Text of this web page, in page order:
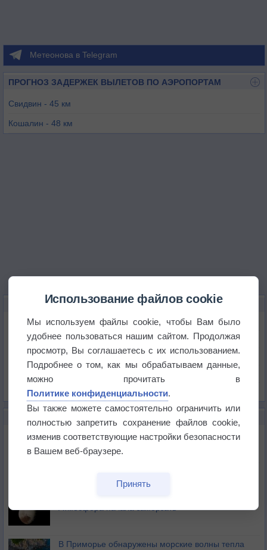
Метеонова в Telegram
ПРОГНОЗ ЗАДЕРЖЕК ВЫЛЕТОВ ПО АЭРОПОРТАМ
Свидвин - 45 км
Кошалин - 48 км
КАРТЫ ПОГОДЫ В КОЛОБЖЕГЕ
Температура
Давление
Осадки
Список всех карт
Космическая погода и транспорт
Атмосфера начала замерзать
В Приморье обнаружены морские волны тепла
Использование файлов cookie
Мы используем файлы cookie, чтобы Вам было
удобнее пользоваться нашим сайтом. Продолжая
просмотр, Вы соглашаетесь с их использованием.
Подробнее о том, как мы обрабатываем данные,
можно прочитать в
Политике конфиденциальности.
Вы также можете самостоятельно ограничить или
полностью запретить сохранение файлов cookie,
изменив соответствующие настройки безопасности
в Вашем веб-браузере.
Принять